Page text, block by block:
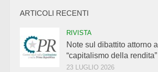
ARTICOLI RECENTI
RIVISTA
Note sul dibattito attorno al
“capitalismo della rendita”
23 LUGLIO 2026